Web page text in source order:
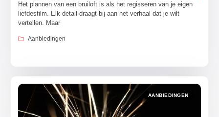
Het plannen van een bruiloft is als het regisseren van je eigen
liefdesfilm. Elk detail draagt bij aan het verhaal dat je wilt
vertellen. Maar
Aanbiedingen
AANBIEDINGEN